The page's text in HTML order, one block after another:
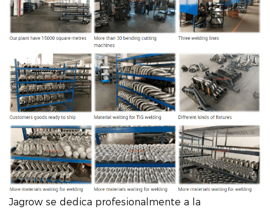
Jagrow se dedica profesionalmente a la